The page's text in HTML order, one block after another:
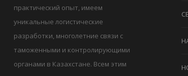
практический опыт, имеем
уникальные логистические
разработки, многолетние связи с
таможенными и контролирующими
органами в Казахстане. Всем этим